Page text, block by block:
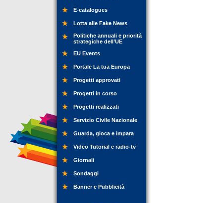
E-catalogues
Lotta alle Fake News
Politiche annuali e priorità
strategiche dell’UE
EU Events
Portale La tua Europa
Progetti approvati
Progetti in corso
Progetti realizzati
Servizio Civile Nazionale
Guarda, gioca e impara
Video Tutorial e radio-tv
Giornali
Sondaggi
Banner e Pubblicità